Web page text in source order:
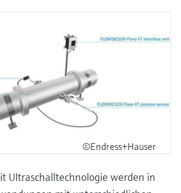
©Endress+Hauser
Ultraschalltechnologie werden in